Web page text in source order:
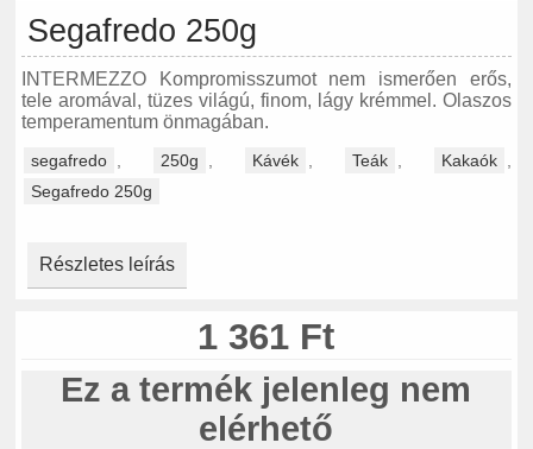
Segafredo 250g
INTERMEZZO Kompromisszumot nem ismerően erős,
tele aromával, tüzes világú, finom, lágy krémmel. Olaszos
temperamentum önmagában.
segafredo 250g Kávék Teák Kakaók
Segafredo 250g
Részletes leírás
1 361 Ft
Ez a termék jelenleg nem
elérhető